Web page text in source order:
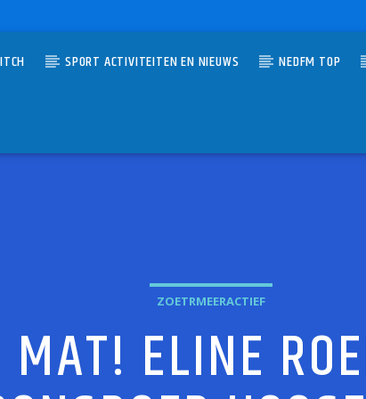
SPORT ACTIVITEITEN EN NIEUWS NEDFM TOP
ZOETRMEERACTIEF
MAT! ELINE